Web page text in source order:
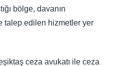
bölge, davanın
talep edilen hizmetler yer
ceza avukatı ile ceza